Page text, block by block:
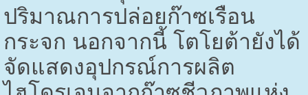
ปริมาณการปล่อยก๊าซเรือน
กระจก นอกจากนี้ โตโยต้ายังได้
จัดแสดงอุปกรณ์การผลิต